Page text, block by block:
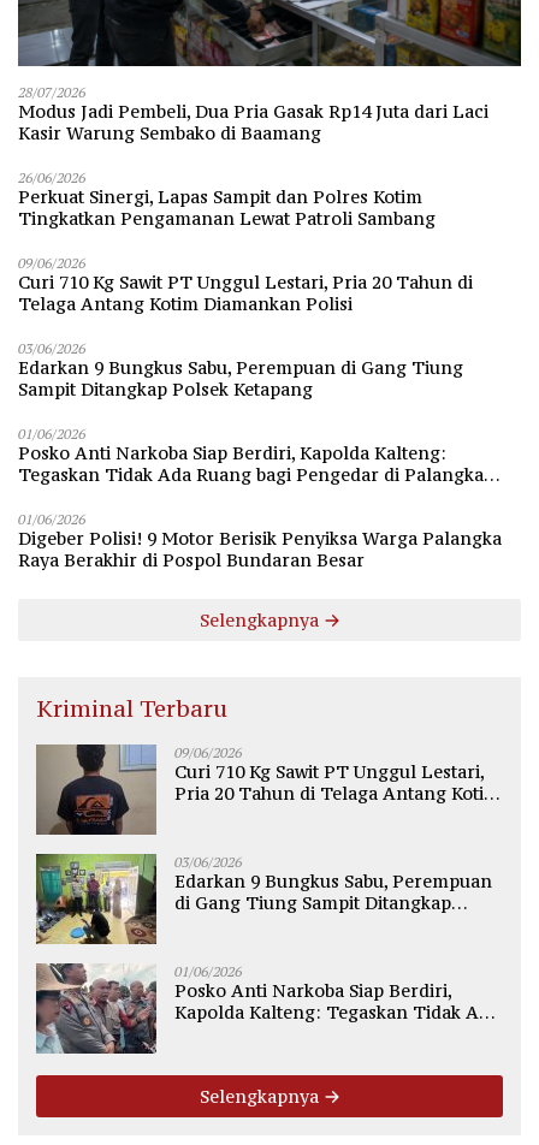
28/07/2026
Modus Jadi Pembeli, Dua Pria Gasak Rp14 Juta dari Laci
Kasir Warung Sembako di Baamang
26/06/2026
Perkuat Sinergi, Lapas Sampit dan Polres Kotim
Tingkatkan Pengamanan Lewat Patroli Sambang
09/06/2026
Curi 710 Kg Sawit PT Unggul Lestari, Pria 20 Tahun di
Telaga Antang Kotim Diamankan Polisi
03/06/2026
Edarkan 9 Bungkus Sabu, Perempuan di Gang Tiung
Sampit Ditangkap Polsek Ketapang
01/06/2026
Posko Anti Narkoba Siap Berdiri, Kapolda Kalteng:
Tegaskan Tidak Ada Ruang bagi Pengedar di Palangka
01/06/2026
Digeber Polisi! 9 Motor Berisik Penyiksa Warga Palangka
Raya Berakhir di Pospol Bundaran Besar
Selengkapnya
Kriminal Terbaru
09/06/2026
Curi 710 Kg Sawit PT Unggul Lestari,
Pria 20 Tahun di Telaga Antang Kotim
03/06/2026
Edarkan 9 Bungkus Sabu, Perempuan
di Gang Tiung Sampit Ditangkap
01/06/2026
Posko Anti Narkoba Siap Berdiri,
Kapolda Kalteng: Tegaskan Tidak Ada
Selengkapnya